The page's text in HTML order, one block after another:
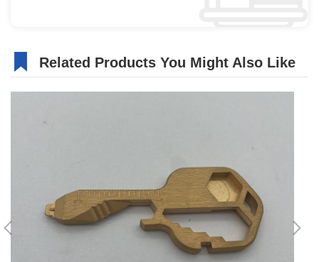
Related Products You Might Also Like